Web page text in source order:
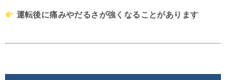
運転後に痛みやだるさが強くなることがあります